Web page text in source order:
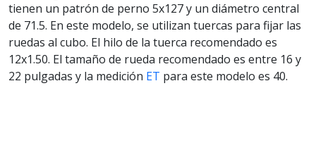
tienen un patrón de perno 5x127 y un diámetro central
de 71.5. En este modelo, se utilizan tuercas para fijar las
ruedas al cubo. El hilo de la tuerca recomendado es
12x1.50. El tamaño de rueda recomendado es entre 16 y
22 pulgadas y la medición ET para este modelo es 40.